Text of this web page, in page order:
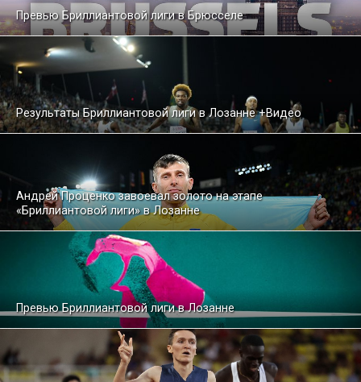
Превью Бриллиантовой лиги в Брюсселе
Результаты Бриллиантовой лиги в Лозанне +Видео
Андрей Проценко завоевал золото на этапе
«Бриллиантовой лиги» в Лозанне
Превью Бриллиантовой лиги в Лозанне